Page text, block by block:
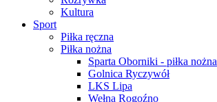
Kultura
Sport
Piłka ręczna
Piłka nożna
Sparta Oborniki - piłka nożna
Golnica Ryczywół
LKS Lipa
Wełna Rogoźno